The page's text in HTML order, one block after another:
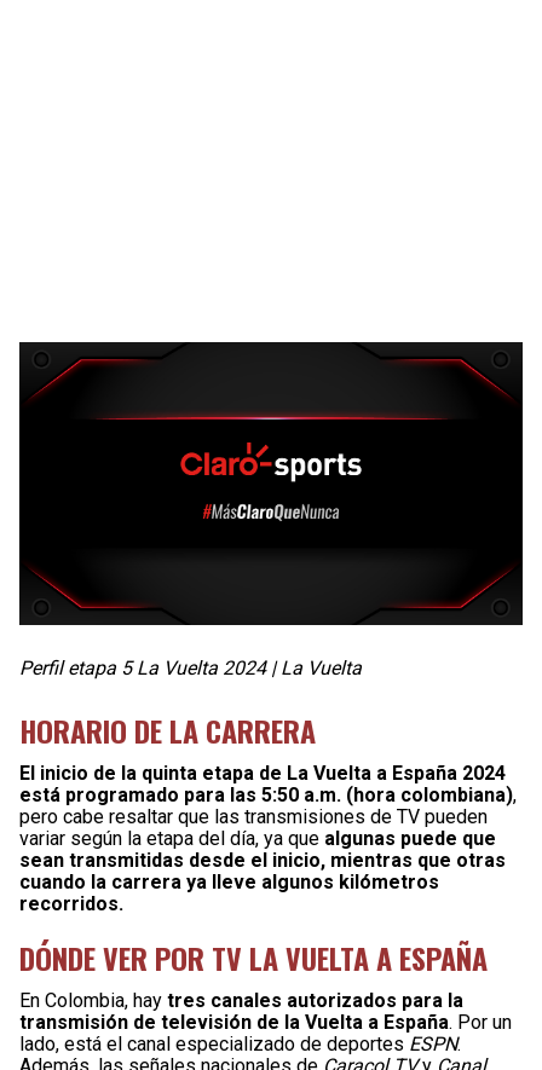
Perfil etapa 5 La Vuelta 2024 | La Vuelta
HORARIO DE LA CARRERA
El inicio de la quinta etapa de La Vuelta a España 2024
está programado para las 5:50 a.m. (hora colombiana),
pero cabe resaltar que las transmisiones de TV pueden
variar según la etapa del día, ya que algunas puede que
sean transmitidas desde el inicio, mientras que otras
cuando la carrera ya lleve algunos kilómetros
recorridos.
DÓNDE VER POR TV LA VUELTA A ESPAÑA
En Colombia, hay tres canales autorizados para la
transmisión de televisión de la Vuelta a España. Por un
lado, está el canal especializado de deportes ESPN.